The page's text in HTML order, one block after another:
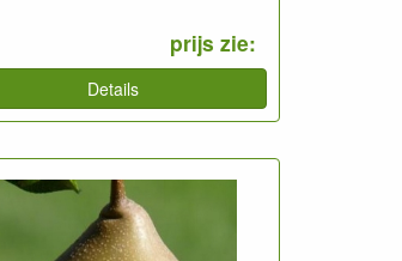
prijs zie:
Details